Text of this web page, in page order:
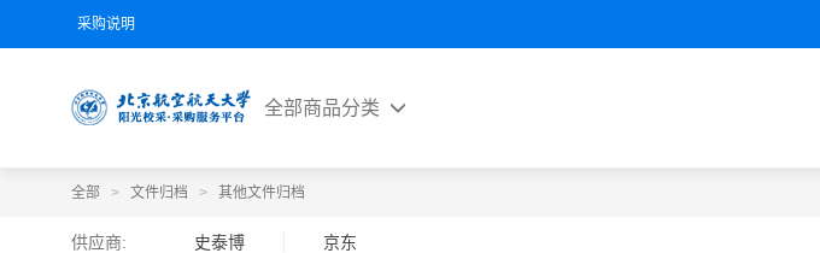
采购说明
全部商品分类
全部 > 文件归档 > 其他文件归档
供应商: 史泰博 京东